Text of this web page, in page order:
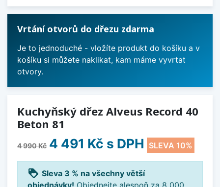
Vrtání otvorů do dřezu zdarma
Je to jednoduché - vložíte produkt do košíku a v
košíku si můžete naklikat, kam máme vyvrtat
otvory.
Kuchyňský dřez Alveus Record 40
Beton 81
4 990 Kč 4 491 Kč s DPH SLEVA 10%
loyalty Sleva 3 % na všechny větší